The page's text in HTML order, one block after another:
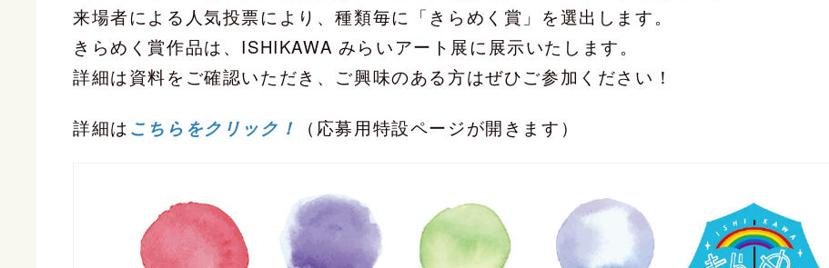
来場者による人気投票により、種類毎に「きらめく賞」を選出します。
きらめく賞作品は、ISHIKAWA みらいアート展に展示いたします。
詳細は資料をご確認いただき、ご興味のある方はぜひご参加ください！
詳細はこちらをクリック！ （応募用特設ページが開きます）